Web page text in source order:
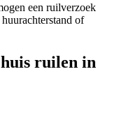
een ruilverzoek
of
ruilen in